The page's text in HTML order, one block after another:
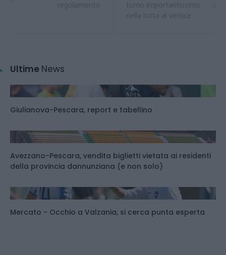
Ultime News
Giulianova-Pescara, report e tabellino
Avezzano-Pescara, vendita biglietti vietata ai residenti
della provincia dannunziana (e non solo)
Mercato - Occhio a Valzania, si cerca punta esperta